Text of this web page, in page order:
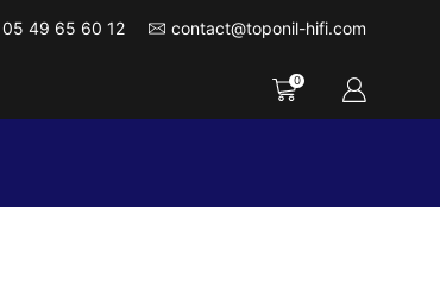
05 49 65 60 12 contact@toponil-hifi.com
0